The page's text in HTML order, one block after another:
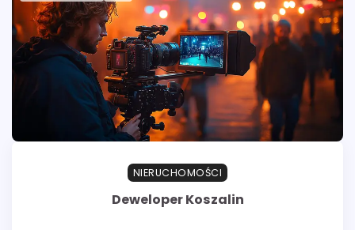
NIERUCHOMOŚCI
Deweloper Koszalin